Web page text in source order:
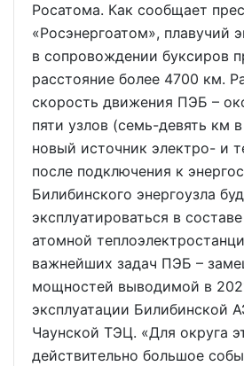
Росатома. Как сообщает
«Росэнергоатом», плавучий
в сопровождении буксиров
расстояние более 4700 км.
скорость движения ПЭБ –
пяти узлов (семь-девять км
новый источник электро- и
после подключения к
Билибинского энергоузла
эксплуатироваться в
атомной
важнейших задач ПЭБ –
мощностей выводимой в
эксплуатации Билибинской
Чаунской ТЭЦ. «Для округа
действительно большое